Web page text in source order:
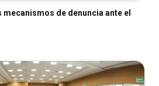
de denuncia ante el